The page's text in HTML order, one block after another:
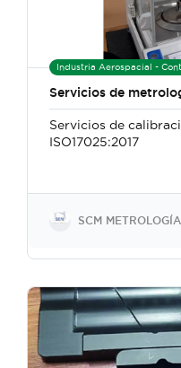
Servicios de
Servicios de
ISO17025:2017
SCM